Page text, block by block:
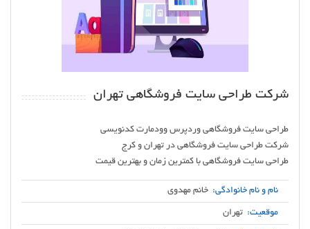
شرکت طراحی سایت فروشگاهی تهران
طراحی سایت فروشگاهی با کمترین زمان و بهترین قیمت
نام و نام خانوادگی: خانم مهدوی
موقعیت: تهران